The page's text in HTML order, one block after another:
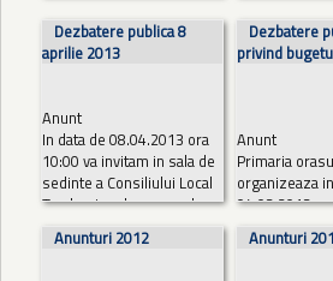
Sociale Tandarei
organizeaza concurs
pentru ocuparea postului
Dezbatere publica 8
aprilie 2013
Anunt
In data de 08.04.2013 ora
10:00 va invitam in sala de
sedinte a Consiliului Local
Tandarei unde va avea loc o
dezbatere publica
referitoare la...Citește mai
Dezbatere
privind
Anunt
Primaria
organizeaza
04.03.2013,
sala de
Consiliului
Anunturi 2012 Anunturi